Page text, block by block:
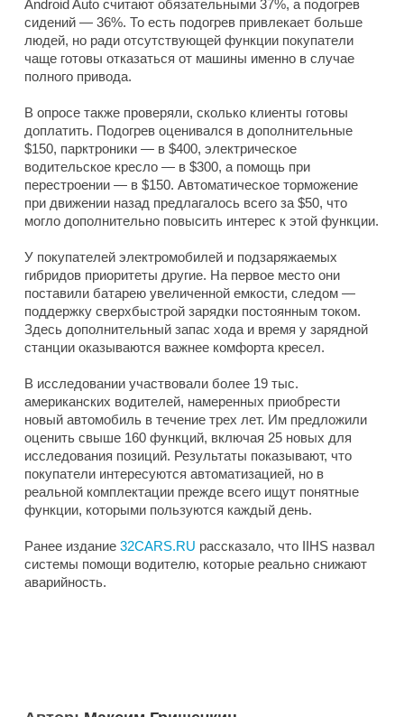
Android Auto считают обязательными 37%, а подогрев
сидений — 36%. То есть подогрев привлекает больше
людей, но ради отсутствующей функции покупатели
чаще готовы отказаться от машины именно в случае
полного привода.
В опросе также проверяли, сколько клиенты готовы
доплатить. Подогрев оценивался в дополнительные
$150, парктроники — в $400, электрическое
водительское кресло — в $300, а помощь при
перестроении — в $150. Автоматическое торможение
при движении назад предлагалось всего за $50, что
могло дополнительно повысить интерес к этой функции.
У покупателей электромобилей и подзаряжаемых
гибридов приоритеты другие. На первое место они
поставили батарею увеличенной емкости, следом —
поддержку сверхбыстрой зарядки постоянным током.
Здесь дополнительный запас хода и время у зарядной
станции оказываются важнее комфорта кресел.
В исследовании участвовали более 19 тыс.
американских водителей, намеренных приобрести
новый автомобиль в течение трех лет. Им предложили
оценить свыше 160 функций, включая 25 новых для
исследования позиций. Результаты показывают, что
покупатели интересуются автоматизацией, но в
реальной комплектации прежде всего ищут понятные
функции, которыми пользуются каждый день.
Ранее издание 32CARS.RU рассказало, что IIHS назвал
системы помощи водителю, которые реально снижают
аварийность.